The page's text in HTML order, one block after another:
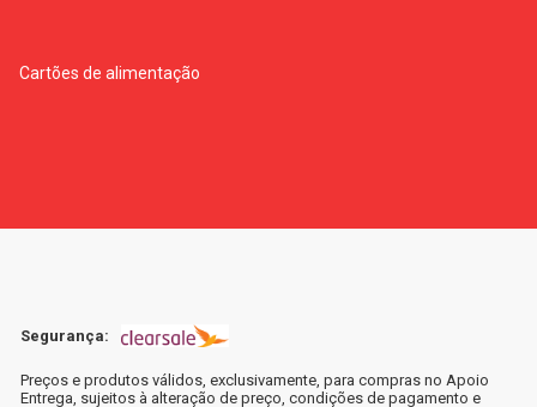
Cartões de alimentação
Segurança:
Preços e produtos válidos, exclusivamente, para compras no Apoio
Entrega, sujeitos à alteração de preço, condições de pagamento e